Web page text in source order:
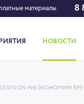
материалы 8
НОВОСТИ
МЫ ЭКОНОМИМ